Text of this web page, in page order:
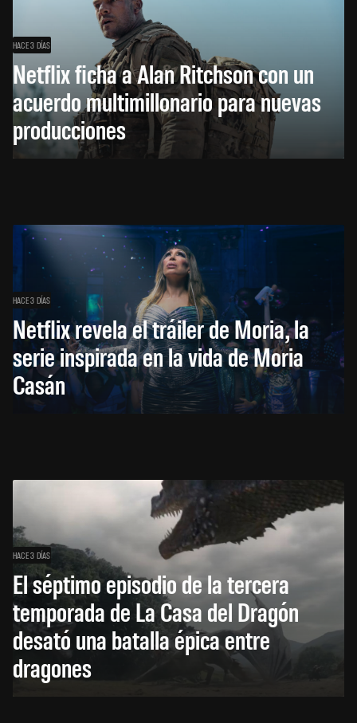
HACE 3 DÍAS
Netflix ficha a Alan Ritchson con un
acuerdo multimillonario para nuevas
producciones
HACE 3 DÍAS
Netflix revela el tráiler de Moria, la
serie inspirada en la vida de Moria
Casán
HACE 3 DÍAS
El séptimo episodio de la tercera
temporada de La Casa del Dragón
desató una batalla épica entre
dragones